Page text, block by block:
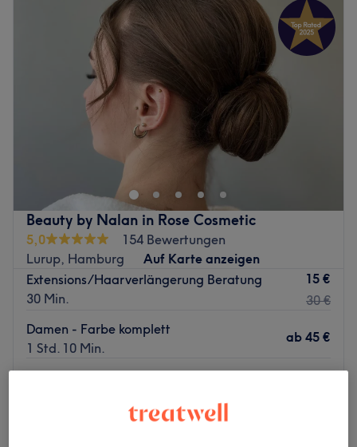
Beauty by Nalan in Rose Cosmetic
5,0
154 Bewertungen
Lurup, Hamburg
Auf Karte anzeigen
Extensions/Haarverlängerung Beratung
30 Min.
15 €
30 €
Damen - Farbe komplett
1 Std. 10 Min.
ab 45 €
Damen - Spitzen schneiden
Schnellansicht Saloninfos